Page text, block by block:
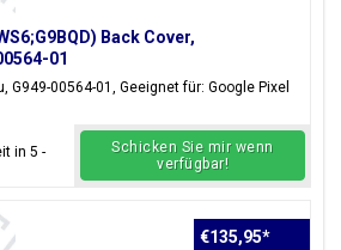
Back Cover,
01
G949-00564-01, Geeignet für: Google Pixel
in 5 -
Schicken Sie mir wenn
verfügbar!
€135,95*